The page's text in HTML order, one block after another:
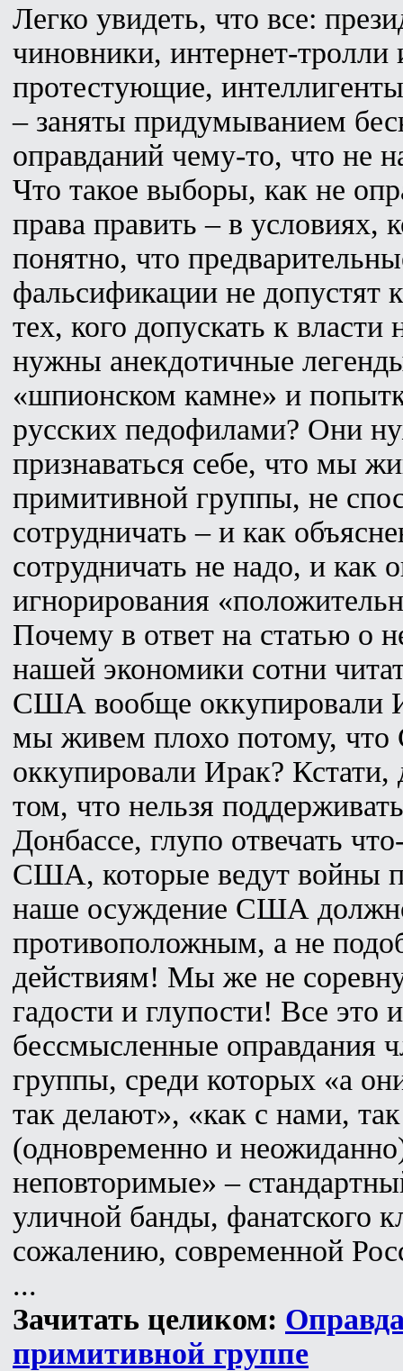
Легко увидеть, что все:
чиновники, интернет-тролли
протестующие,
– заняты придумыванием
оправданий чему-то, что не
Что такое выборы, как не
права править – в условиях,
понятно, что
фальсификации не допустят
тех, кого допускать к
нужны анекдотичные
«шпионском камне» и
русских педофилами? Они
признаваться себе, что мы
примитивной группы, не
сотрудничать – и как
сотрудничать не надо, и как
игнорирования
Почему в ответ на статью о
нашей экономики сотни
США вообще оккупировали
мы живем плохо потому,
оккупировали Ирак? Кстати,
том, что нельзя
Донбассе, глупо отвечать
США, которые ведут войны
наше осуждение США
противоположным, а не
действиям! Мы же не
гадости и глупости! Все это
бессмысленные оправдания
группы, среди которых «а
так делают», «как с нами,
(одновременно и
неповторимые» –
уличной банды, фанатского
сожалению, современной
...
Зачитать целиком:
примитивной группе